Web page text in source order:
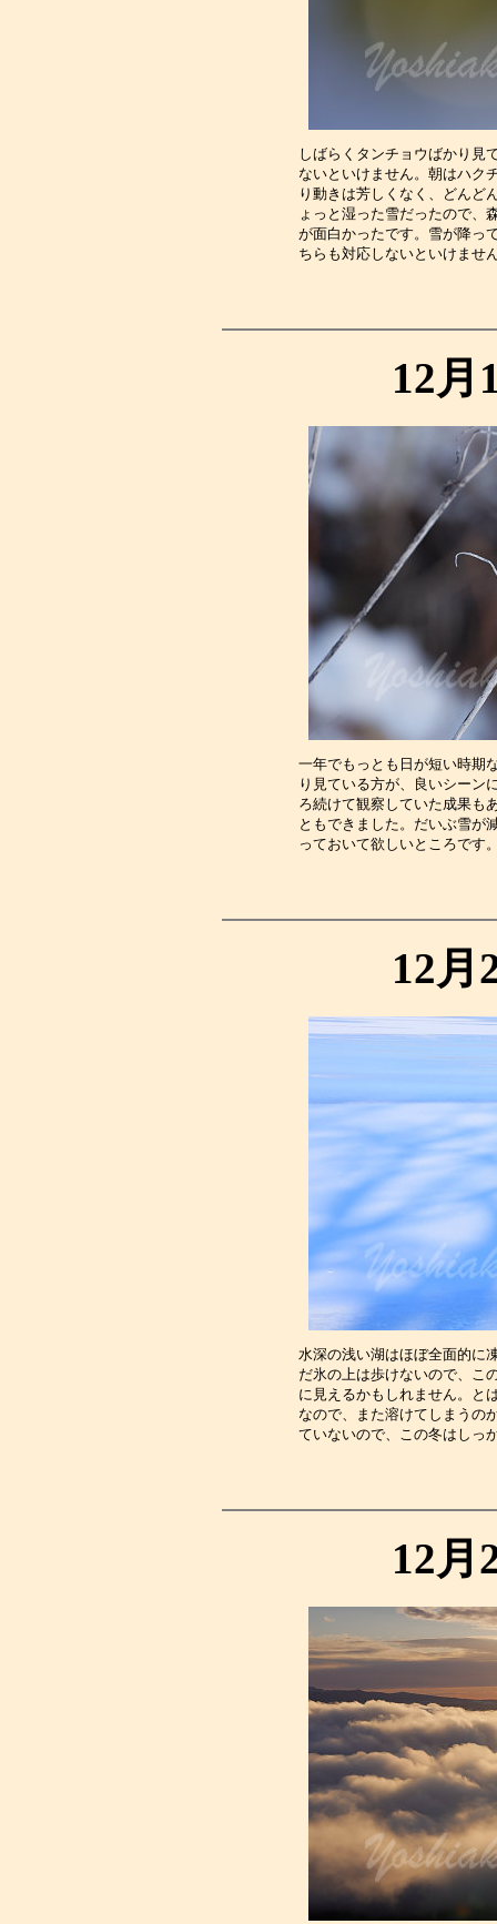
しばらくタンチョウばかり見
ないといけません。朝はハク
り動きは芳しくなく、どんど
ょっと湿った雪だったので、
が面白かったです。雪が降っ
ちらも対応し
12月
一年でもっとも日が短い時期
り見ている方が、良いシーン
ろ続けて観察していた成果も
ともできました。だいぶ雪が
っておいて
12月
水深の浅い湖はほぼ全面的に
だ氷の上は歩けないので、こ
に見えるかもしれません。と
なので、また溶けてしまうの
ていないので、この冬は
12月